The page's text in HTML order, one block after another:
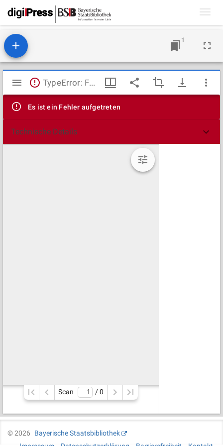
1
Mirador
Viewer
TypeError: Failed to fetch
Es ist ein Fehler aufgetreten
Technische Details
Scan / 0
©2026
Bayerische Staatsbibliothek